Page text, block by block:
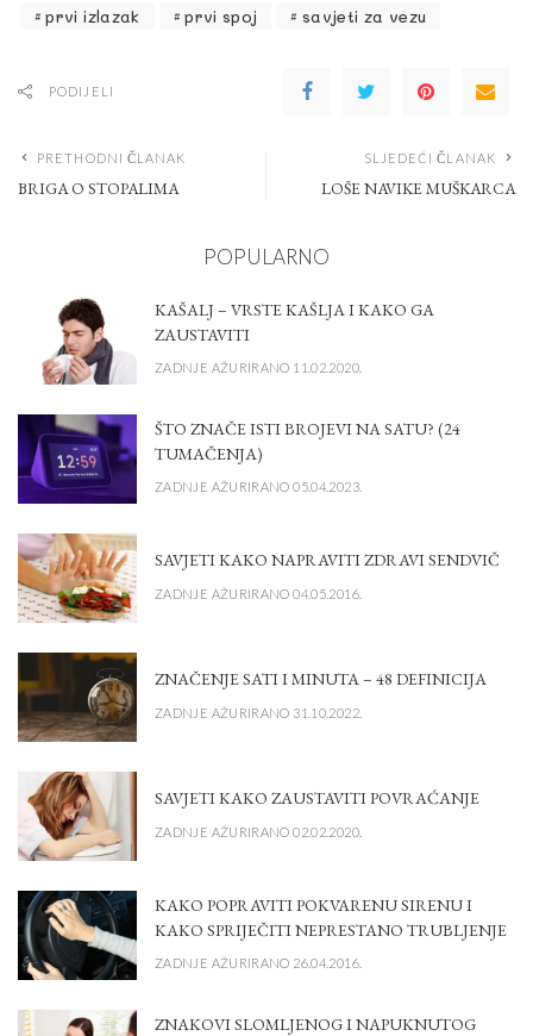
prvi izlazak prvi spoj savjeti za vezu
PODIJELI
PRETHODNI ČLANAK
BRIGA O STOPALIMA
SLJEDEĆI ČLANAK
LOŠE NAVIKE MUŠKARCA
POPULARNO
KAŠALJ – VRSTE KAŠLJA I KAKO GA
ZAUSTAVITI
ZADNJE AŽURIRANO 11.02.2020.
ŠTO ZNAČE ISTI BROJEVI NA SATU? (24
TUMAČENJA)
ZADNJE AŽURIRANO 05.04.2023.
SAVJETI KAKO NAPRAVITI ZDRAVI SENDVIČ
ZADNJE AŽURIRANO 04.05.2016.
ZNAČENJE SATI I MINUTA – 48 DEFINICIJA
ZADNJE AŽURIRANO 31.10.2022.
SAVJETI KAKO ZAUSTAVITI POVRAĆANJE
ZADNJE AŽURIRANO 02.02.2020.
KAKO POPRAVITI POKVARENU SIRENU I
KAKO SPRIJEČITI NEPRESTANO TRUBLJENJE
ZADNJE AŽURIRANO 26.04.2016.
ZNAKOVI SLOMLJENOG I NAPUKNUTOG